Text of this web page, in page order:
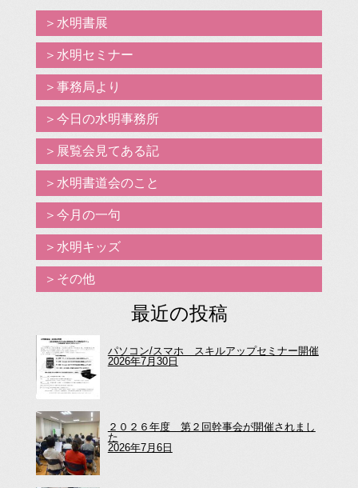
水明書展
水明セミナー
事務局より
今日の水明事務所
展覧会見てある記
水明書道会のこと
今月の一句
水明キッズ
その他
最近の投稿
パソコン/スマホ スキルアップセミナー開催
2026年7月30日
２０２６年度 第２回幹事会が開催されまし
た
2026年7月6日